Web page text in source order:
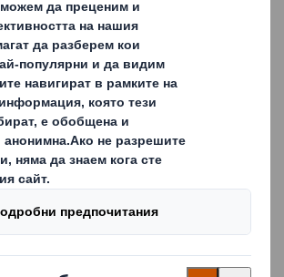
SRP и RRP играят важна роля в
микс, като генерират продажби в
момент на покупката. Работим с
екипи, за да гарантираме, че
позиционирането на бранда
въздействие в категорията ви и
на промоцията ви.
и по-голям асортимент по